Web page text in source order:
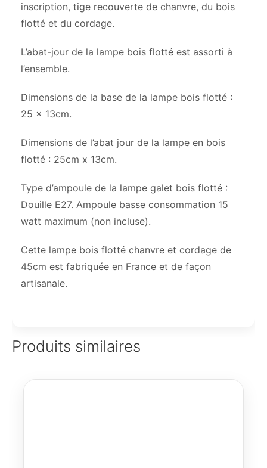
inscription, tige recouverte de chanvre, du bois
flotté et du cordage.
L’abat-jour de la lampe bois flotté est assorti à
l’ensemble.
Dimensions de la base de la lampe bois flotté :
25 x 13cm.
Dimensions de l’abat jour de la lampe en bois
flotté : 25cm x 13cm.
Type d’ampoule de la lampe galet bois flotté :
Douille E27. Ampoule basse consommation 15
watt maximum (non incluse).
Cette lampe bois flotté chanvre et cordage de
45cm est fabriquée en France et de façon
artisanale.
Produits similaires